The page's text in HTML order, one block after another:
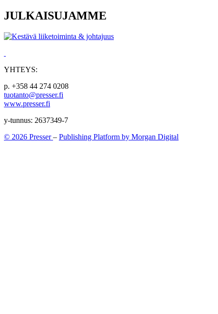
JULKAISUJAMME
YHTEYS:
p. +358 44 274 0208
tuotanto@presser.fi
www.presser.fi
y-tunnus: 2637349-7
© 2026 Presser– Publishing Platform by Morgan Digital